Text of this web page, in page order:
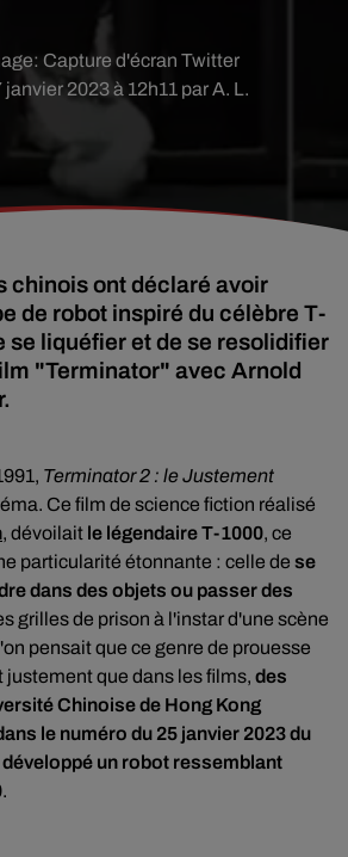
2023 à 12h11 par A. L.
Capture d'écran Twitter
chinois ont déclaré avoir
de robot inspiré du célèbre T-
se liquéfier et de se resolidifier
"Terminator" avec Arnold
Terminator 2 : le Justement
Ce film de science fiction réalisé
, dévoilait le légendaire T-1000, ce
particularité étonnante : celle de se
dans des objets ou passer des
grilles de prison à l'instar d'une scène
pensait que ce genre de prouesse
que dans les films, des
Chinoise de Hong Kong
le numéro du 25 janvier 2023 du
un robot ressemblant
.